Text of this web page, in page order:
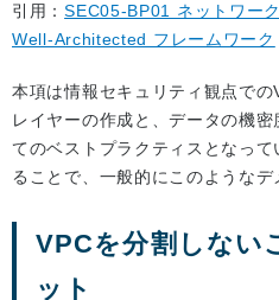
引用：SEC05-BP01 ネットワー
Well-Architected フレームワーク
本項は情報セキュリティ観点で
レイヤーの作成と、データの機
てのベストプラクティスとなっ
ることで、一般的にこのようなデ
VPCを分割しない
ット